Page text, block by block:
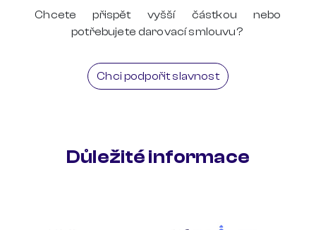
Cello Quartetu, po rozpadu jejich původní sestavy
zahájil sólovou dráhu. V roce 2007 vyhrál
Praga. Vystupuje jako sólista s významnými
orchestry. Koncertuje nejen v Evropě, ale také
Chcete přispět vyšší částkou nebo
potřebujete darovací smlouvu?
Chci podpořit slavnost
Důležité informace